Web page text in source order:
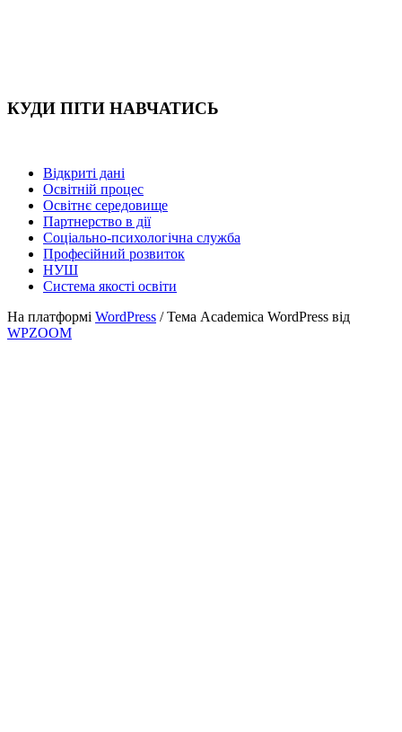
КУДИ ПІТИ НАВЧАТИСЬ
Відкриті дані
Освітній процес
Освітнє середовище
Партнерство в дії
Соціально-психологічна служба
Професійний розвиток
НУШ
Система якості освіти
На платформі WordPress / Тема Academica WordPress від
WPZOOM